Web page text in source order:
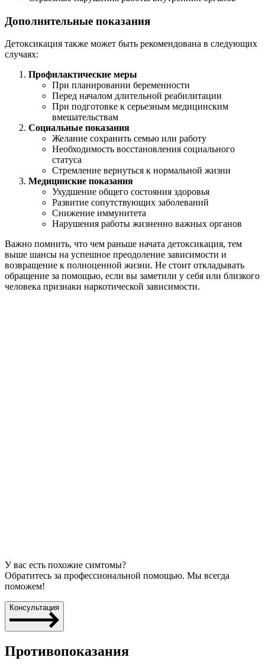
Дополнительные показания
Детоксикация также может быть рекомендована в следующих
случаях:
Профилактические меры
При планировании беременности
Перед началом длительной реабилитации
При подготовке к серьезным медицинским
вмешательствам
Социальные показания
Желание сохранить семью или работу
Необходимость восстановления социального
статуса
Стремление вернуться к нормальной жизни
Медицинские показания
Ухудшение общего состояния здоровья
Развитие сопутствующих заболеваний
Снижение иммунитета
Нарушения работы жизненно важных органов
Важно помнить, что чем раньше начата детоксикация, тем
выше шансы на успешное преодоление зависимости и
возвращение к полноценной жизни. Не стоит откладывать
обращение за помощью, если вы заметили у себя или близкого
человека признаки наркотической зависимости.
У вас есть похожие симтомы?
Обратитесь за профессиональной помощью. Мы всегда
поможем!
Консультация
Противопоказания